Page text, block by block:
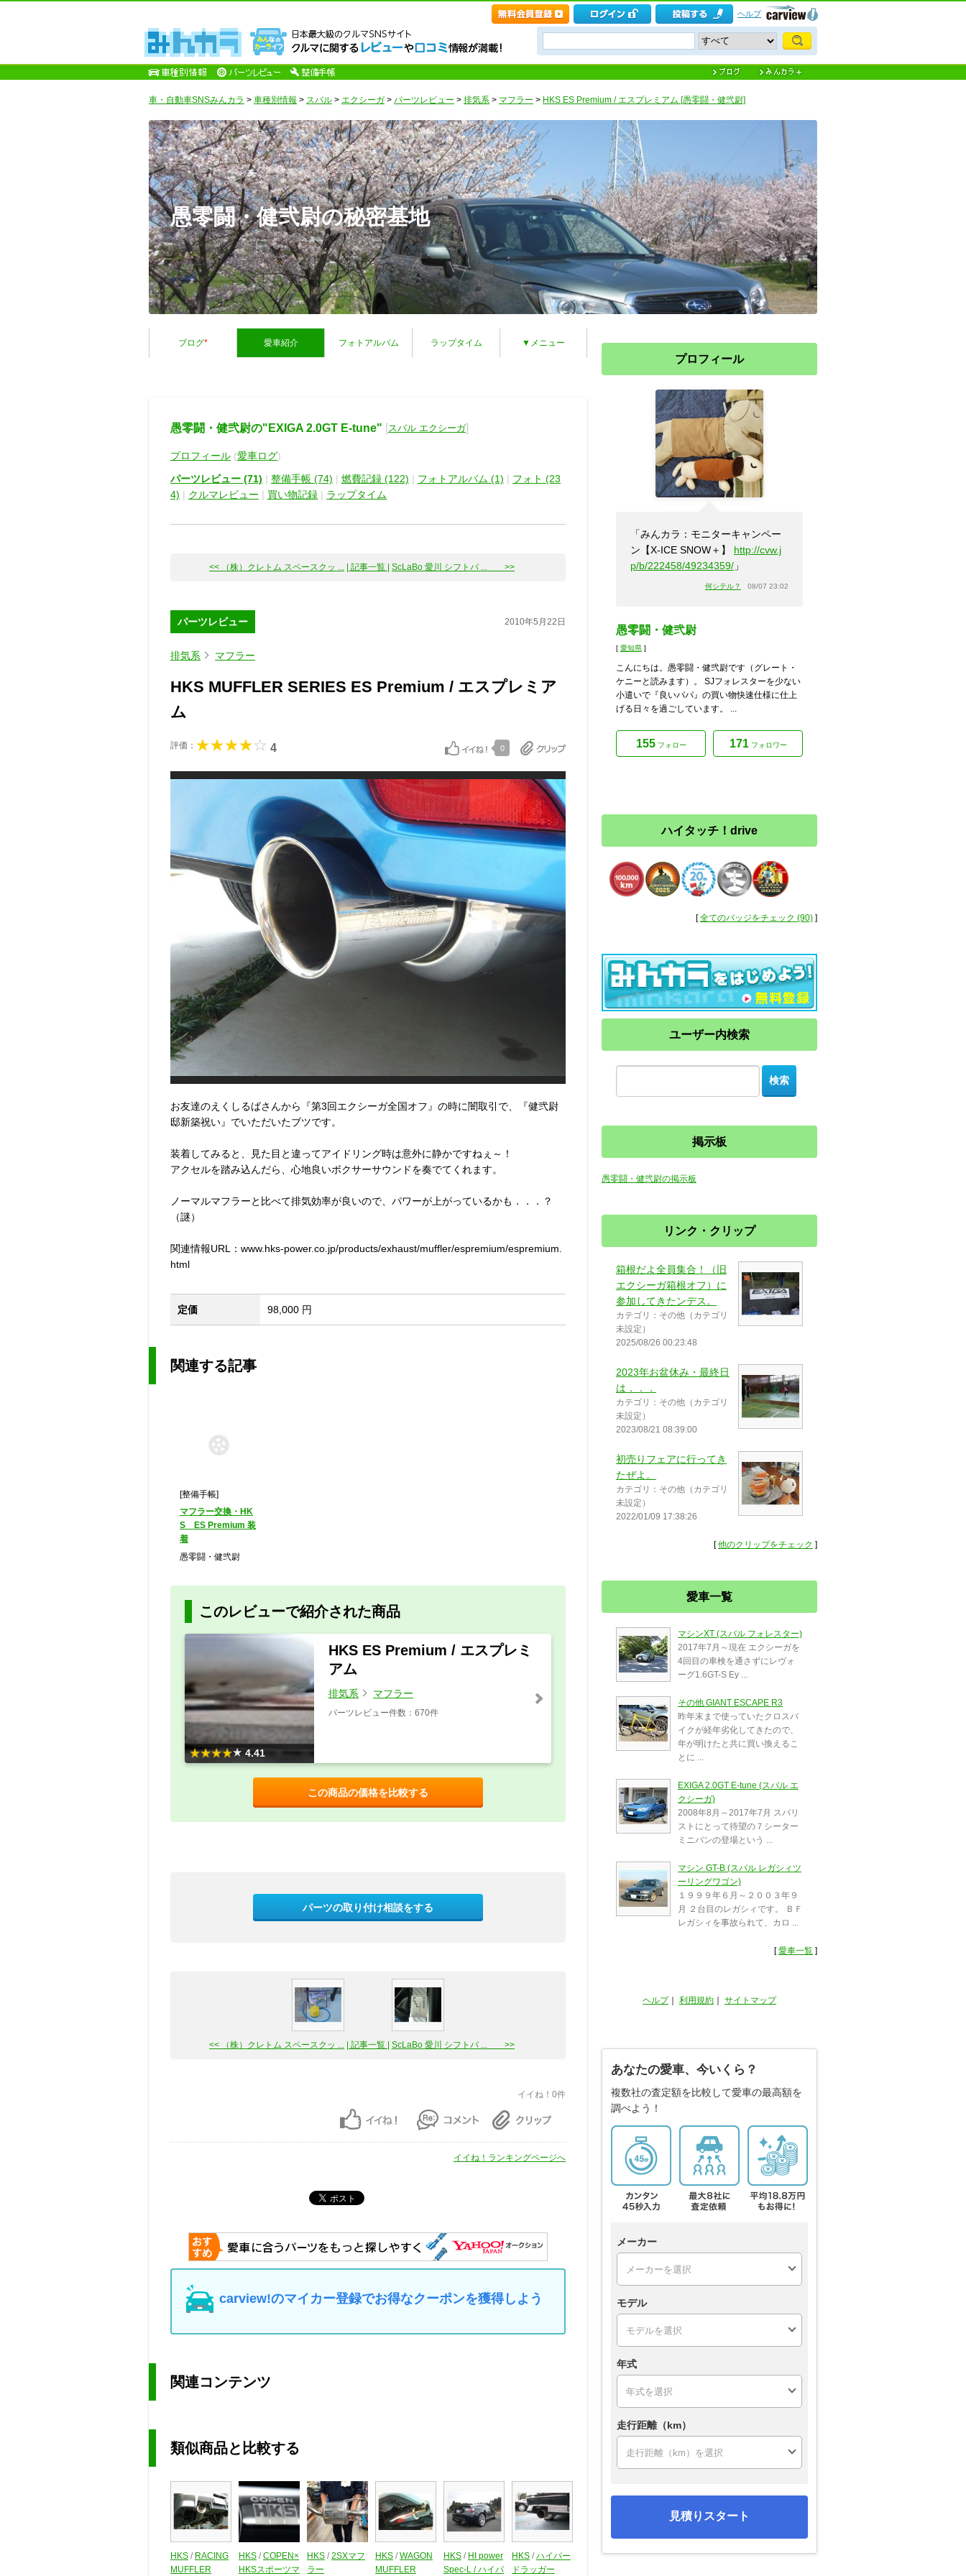
ヘルプ
車・自動車SNSみんカラ > 車種別情報 > スバル > エクシーガ > パーツレビュー > 排気系 > マフラー > HKS ES Premium / エスプレミアム [愚零闘・健弐尉]
愚零闘・健弐尉の秘密基地
ブログ* 愛車紹介 フォトアルバム ラップタイム ▼メニュー
愚零闘・健弐尉の"EXIGA 2.0GT E-tune" [スバル エクシーガ]
プロフィール (愛車ログ)
パーツレビュー (71) | 整備手帳 (74) | 燃費記録 (122) | フォトアルバム (1) | フォト (23
4) | クルマレビュー | 買い物記録 | ラップタイム
<< （株）クレトム スペースクッ ... | 記事一覧 | ScLaBo 愛川 シフトパ ... >>
パーツレビュー 2010年5月22日
排気系 マフラー
HKS MUFFLER SERIES ES Premium / エスプレミア
ム
評価： 4 0
お友達のえくしるばさんから『第3回エクシーガ全国オフ』の時に闇取引で、『健弐尉
邸新築祝い』でいただいたブツです。
装着してみると、見た目と違ってアイドリング時は意外に静かですねぇ～！
アクセルを踏み込んだら、心地良いボクサーサウンドを奏でてくれます。
ノーマルマフラーと比べて排気効率が良いので、パワーが上がっているかも．．．？
（謎）
関連情報URL：www.hks-power.co.jp/products/exhaust/muffler/espremium/espremium.
html
定価 98,000 円
関連する記事
[整備手帳]
マフラー交換・HK
S ES Premium 装
着
愚零闘・健弐尉
このレビューで紹介された商品
4.41
HKS ES Premium / エスプレミ
アム
排気系 マフラー
パーツレビュー件数：670件
この商品の価格を比較する
パーツの取り付け相談をする
<< （株）クレトム スペースクッ ... | 記事一覧 | ScLaBo 愛川 シフトパ ... >>
イイね！0件
イイね！ランキングページへ
carview!のマイカー登録でお得なクーポンを獲得しよう
関連コンテンツ
類似商品と比較する
HKS / RACING
MUFFLER
HKS /COPEN×
HKSスポーツマ
HKS /2SXマフ
ラー
HKS /WAGON
MUFFLER
HKS / HI power
Spec-L / ハイパ
HKS /ハイパー
ドラッガー
プロフィール
「みんカラ：モニターキャンペー
ン【X-ICE SNOW＋】 http://cvw.j
p/b/222458/49234359/ 」
何シテル？ 08/07 23:02
愚零闘・健弐尉
[ 愛知県 ]
こんにちは。愚零闘・健弐尉です（グレート・
ケニーと読みます）。 SJフォレスターを少ない
小遣いで『良いパパ』の買い物快速仕様に仕上
げる日々を過ごしています。 ...
155フォロー 171フォロワー
ハイタッチ！drive
[全てのバッジをチェック (90) ]
ユーザー内検索
掲示板
愚零闘・健弐尉の掲示板
リンク・クリップ
箱根だよ全員集合！（旧
エクシーガ箱根オフ）に
参加してきたンデス。
カテゴリ：その他（カテゴリ
未設定）
2025/08/26 00:23:48
2023年お盆休み・最終日
は．．．
カテゴリ：その他（カテゴリ
未設定）
2023/08/21 08:39:00
初売りフェアに行ってき
たぜよ。
カテゴリ：その他（カテゴリ
未設定）
2022/01/09 17:38:26
[他のクリップをチェック ]
愛車一覧
マシンXT (スバル フォレスター)
2017年7月～現在 エクシーガを
4回目の車検を通さずにレヴォ
ーグ1.6GT-S Ey ...
その他 GIANT ESCAPE R3
昨年末まで使っていたクロスバ
イクが経年劣化してきたので、
年が明けたと共に買い換えるこ
とに ...
EXIGA 2.0GT E-tune (スバル エ
クシーガ)
2008年8月～2017年7月 スバリ
ストにとって待望の７シーター
ミニバンの登場という ...
マシン GT-B (スバル レガシィツ
ーリングワゴン)
１９９９年６月～２００３年９
月 ２台目のレガシィです。 ＢＦ
レガシィを事故られて、カロ ...
[愛車一覧 ]
ヘルプ｜ 利用規約 サイトマップ
あなたの愛車、今いくら？
複数社の査定額を比較して愛車の最高額を
調べよう！
メーカー
モデル
年式
走行距離（km）
見積りスタート